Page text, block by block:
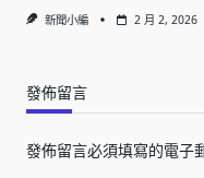
新聞小編 2 月 2, 2026
發佈留言
發佈留言必須填寫的電子